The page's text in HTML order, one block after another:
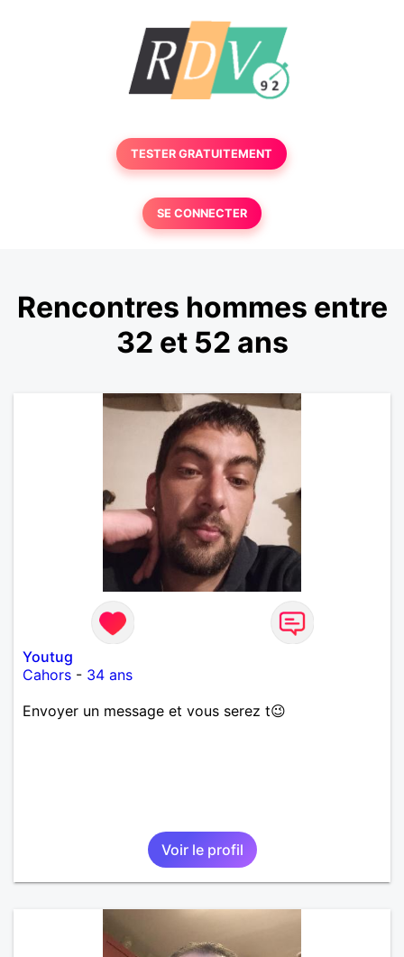
TESTER GRATUITEMENT
SE CONNECTER
Rencontres hommes entre
32 et 52 ans
Youtug
Cahors - 34 ans
Envoyer un message et vous serez t😉
Voir le profil